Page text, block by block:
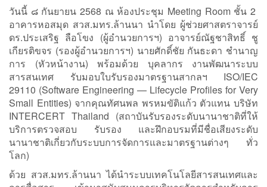
วันนี้ ๘ กันยายน 2568 ณ ห้องประชุม Meeting Room ชั้น 2
อาคารหอสมุด สวส.มทร.ล้านนา นำโดย ผู้ช่วยศาสตราจารย์
ดร.ประเสริฐ ลือโขง (ผู้อำนวยการฯ) อาจารย์ณัฐชาสิทธิ์ ชู
เกียรติขจร (รองผู้อำนวยการฯ) นายศักดิ์ชัย กันธะดา ชำนาญ
การ (หัวหน้างาน) พร้อมด้วย บุคลากร งานพัฒนาระบบ
สารสนเทศ รับมอบใบรับรองมาตรฐานสากลฯ ISO/IEC
29110 (Software Engineering — Lifecycle Profiles for Very
Small Entities) จากคุณทัศนพล พรหมขัติแก้ว ตัวแทน บริษัท
INTERCERT Thailand (สถาบันรับรองระดับนานาชาติที่ให้
บริการตรวจสอบ รับรอง และฝึกอบรมที่มีชื่อเสียงระดับ
นานาชาติเกี่ยวกับระบบการจัดการและมาตรฐานต่างๆ ทั่ว
โลก)
ด้วย สวส.มทร.ล้านนา ได้นำระบบเทคโนโลยีสารสนเทศและ